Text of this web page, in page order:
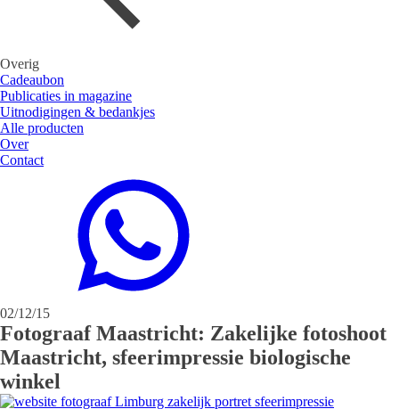
Overig
Cadeaubon
Publicaties in magazine
Uitnodigingen & bedankjes
Alle producten
Over
Contact
02/12/15
Fotograaf Maastricht: Zakelijke fotoshoot
Maastricht, sfeerimpressie biologische
winkel